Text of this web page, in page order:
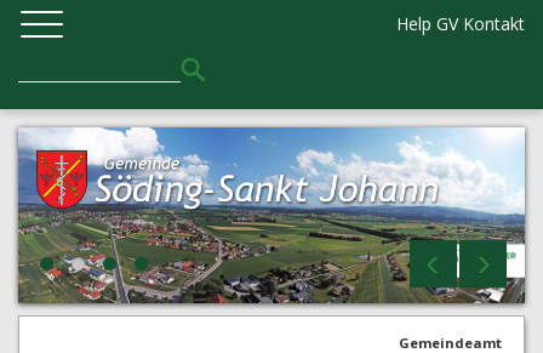
Help GV Kontakt
Gemeindeamt